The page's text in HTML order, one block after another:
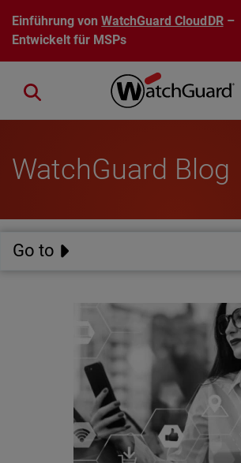
Direkt zum Inhalt
Einführung vonWatchGuard CloudDR–
Entwickelt für MSPs
Close search
WatchGuard Blog
Go to